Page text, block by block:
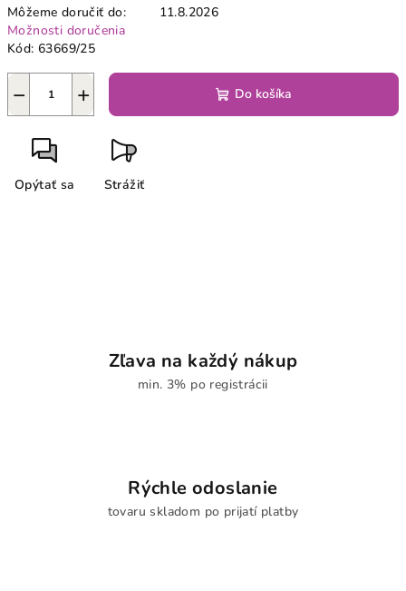
Môžeme doručiť do:
11.8.2026
Možnosti doručenia
Kód: 63669/25
+
− Do košíka
Opýtať sa Strážiť
Zľava na každý nákup
min. 3% po registrácii
Rýchle odoslanie
tovaru skladom po prijatí platby